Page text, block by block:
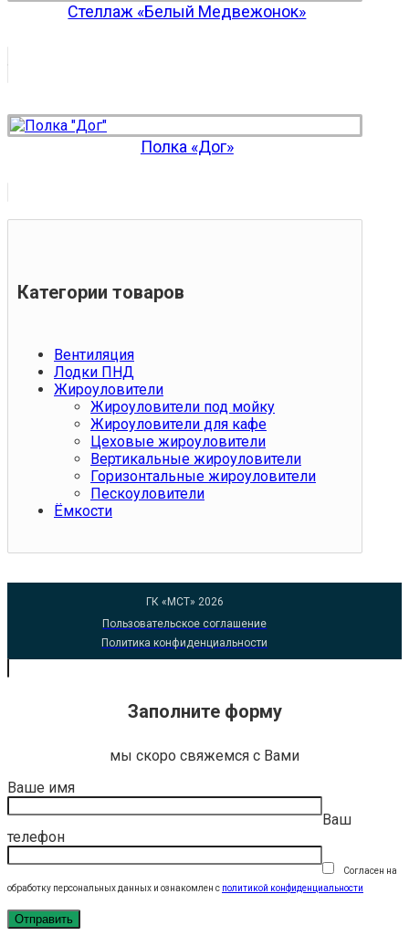
Стеллаж «Белый Медвежонок»
Полка «Дог»
Категории товаров
Вентиляция
Лодки ПНД
Жироуловители
Жироуловители под мойку
Жироуловители для кафе
Цеховые жироуловители
Вертикальные жироуловители
Горизонтальные жироуловители
Пескоуловители
Ёмкости
ГК «МСТ» 2026
Пользовательское соглашение
Политика конфиденциальности
Заполните форму
мы скоро свяжемся с Вами
Ваше имя
Ваш
телефон
Согласен на
обработку персональных данных и ознакомлен с политикой конфиденциальности